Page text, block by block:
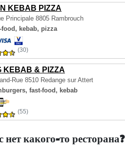
KEBAB PIZZA
Principale 8805 Rambrouch
food, kebab, pizza
(30)
KEBAB & PIZZA
Rue 8510 Redange sur Attert
fast-food, kebab
(55)
нет какого-то ресторана?